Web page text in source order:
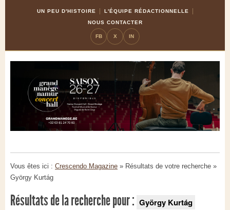
UN PEU D'HISTOIRE
L'ÉQUIPE RÉDACTIONNELLE
NOUS CONTACTER
FB X IN
Vous êtes ici : Crescendo Magazine » Résultats de votre recherche »
György Kurtág
Résultats de la recherche pour : György Kurtág